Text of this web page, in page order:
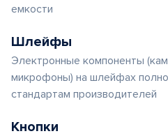
емкости
Шлейфы
Электронные компоненты
микрофоны) на шлейфах
стандартам производителей
Кнопки